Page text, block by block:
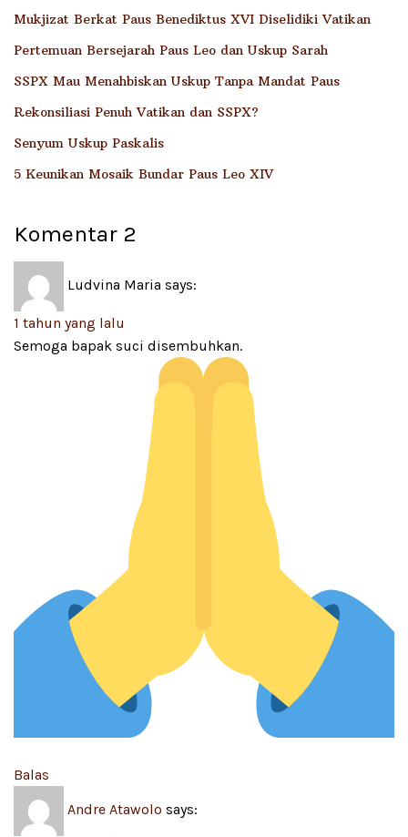
Mukjizat Berkat Paus Benediktus XVI Diselidiki Vatikan
Pertemuan Bersejarah Paus Leo dan Uskup Sarah
SSPX Mau Menahbiskan Uskup Tanpa Mandat Paus
Rekonsiliasi Penuh Vatikan dan SSPX?
Senyum Uskup Paskalis
5 Keunikan Mosaik Bundar Paus Leo XIV
Komentar 2
Ludvina Maria says:
1 tahun yang lalu
Semoga bapak suci disembuhkan.
Balas
Andre Atawolo says: